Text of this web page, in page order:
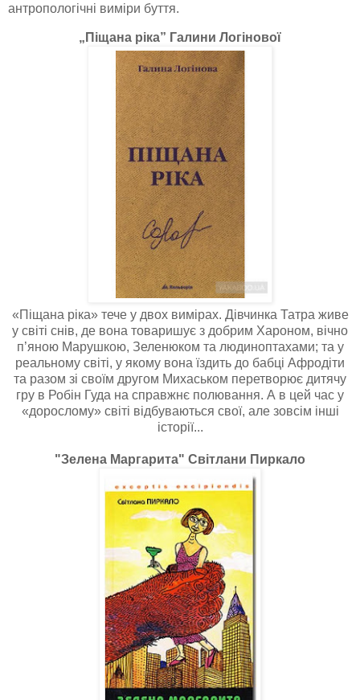
антропологічні виміри буття.
„Піщана ріка” Галини Логінової
«Піщана ріка» тече у двох вимірах. Дівчинка Татра живе
у світі снів, де вона товаришує з добрим Хароном, вічно
п’яною Марушкою, Зеленюком та людиноптахами; та у
реальному світі, у якому вона їздить до бабці Афродіти
та разом зі своїм другом Михаськом перетворює дитячу
гру в Робін Гуда на справжнє полювання. А в цей час у
«дорослому» світі відбуваються свої, але зовсім інші
історії...
"Зе­лена Маргарита" Світлани Пиркало